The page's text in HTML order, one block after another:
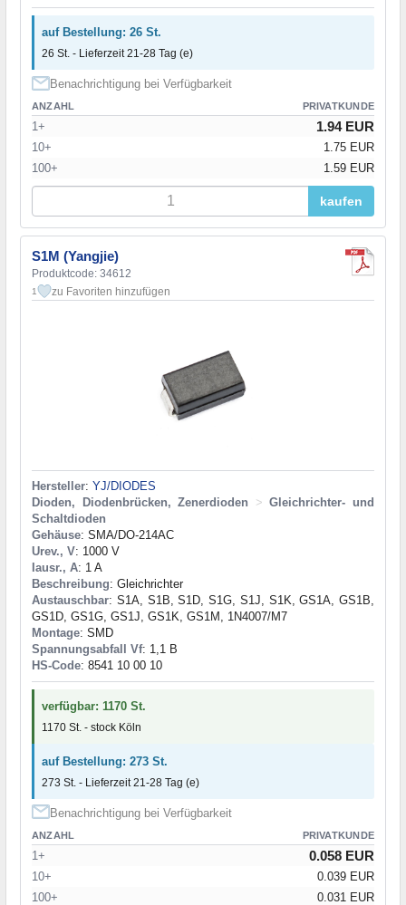
auf Bestellung: 26 St.
26 St. - Lieferzeit 21-28 Tag (e)
Benachrichtigung bei Verfügbarkeit
ANZAHL PRIVATKUNDE
1+ 1.94 EUR
10+
1.75 EUR
100+
1.59 EUR
kaufen
S1M (Yangjie)
Produktcode: 34612
1 zu Favoriten hinzufügen
Hersteller: YJ/DIODES
Dioden, Diodenbrücken, Zenerdioden
> Gleichrichter- und
Schaltdioden
Gehäuse: SMA/DO-214AC
Urev., V: 1000 V
Iausr., A: 1 A
Beschreibung: Gleichrichter
Austauschbar: S1A, S1B, S1D, S1G, S1J, S1K, GS1A, GS1B,
GS1D, GS1G, GS1J, GS1K, GS1M, 1N4007/M7
Montage: SMD
Spannungsabfall Vf: 1,1 В
HS-Code: 8541 10 00 10
verfügbar: 1170 St.
1170 St. - stock Köln
auf Bestellung: 273 St.
273 St. - Lieferzeit 21-28 Tag (e)
Benachrichtigung bei Verfügbarkeit
ANZAHL PRIVATKUNDE
1+ 0.058 EUR
10+
0.039 EUR
100+
0.031 EUR